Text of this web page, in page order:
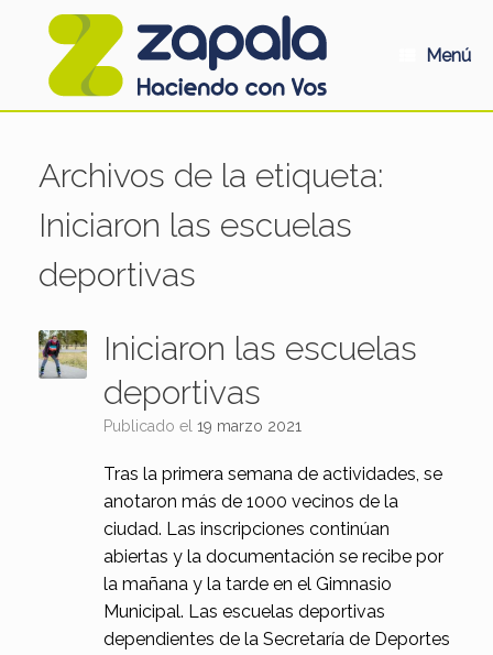
Menú
Archivos de la etiqueta:
Iniciaron las escuelas
deportivas
Iniciaron las escuelas
deportivas
Publicado el 19 marzo 2021
Tras la primera semana de actividades, se
anotaron más de 1000 vecinos de la
ciudad. Las inscripciones continúan
abiertas y la documentación se recibe por
la mañana y la tarde en el Gimnasio
Municipal. Las escuelas deportivas
dependientes de la Secretaría de Deportes